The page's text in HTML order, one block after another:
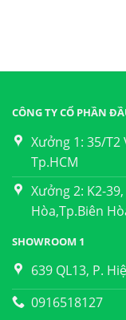
CÔNG TY CỔ PHẦN
Xưởng 1: 35/T2
Tp.HCM
Xưởng 2: K2-
Hòa,Tp.Biên
SHOWROOM 1
639 QL13, P.
0916518127